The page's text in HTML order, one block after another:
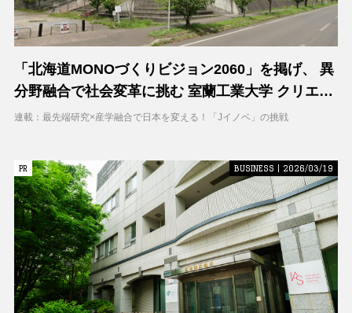
「北海道MONOづくりビジョン2060」を掲げ、 異
分野融合で社会変革に挑む 室蘭工業大学 クリエイ
ティブコラボレーションセンター（CCC）
連載：最先端研究×産学融合で日本を変える！「Jイノベ」の挑戦
PR
PR BUSINESS | 2026/03/19